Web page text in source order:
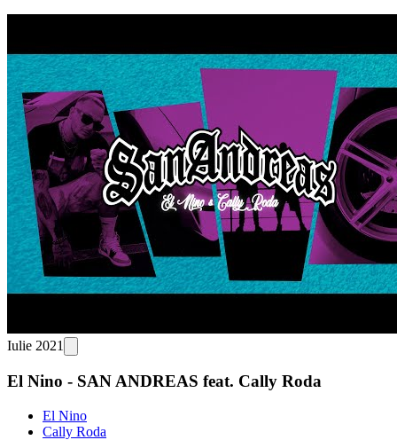
Iulie 2021
El Nino - SAN ANDREAS feat. Cally Roda
El Nino
Cally Roda